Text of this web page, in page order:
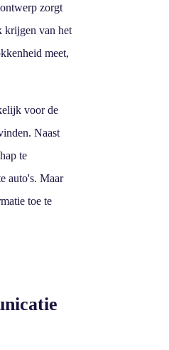
zorgt
krijgen van het
meet,
voor de
Naast
te
auto's. Maar
toe te